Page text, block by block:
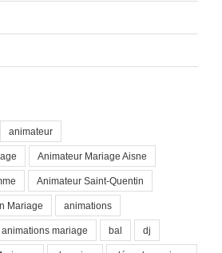
animateur
Animateur Mariage Aisne
Animateur Saint-Quentin
Mariage animations
animations mariage bal dj